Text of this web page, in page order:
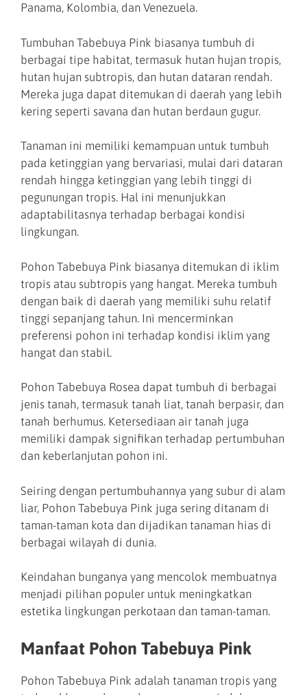
Panama, Kolombia, dan Venezuela.
Tumbuhan Tabebuya Pink biasanya tumbuh di
berbagai tipe habitat, termasuk hutan hujan tropis,
hutan hujan subtropis, dan hutan dataran rendah.
Mereka juga dapat ditemukan di daerah yang lebih
kering seperti savana dan hutan berdaun gugur.
Tanaman ini memiliki kemampuan untuk tumbuh
pada ketinggian yang bervariasi, mulai dari dataran
rendah hingga ketinggian yang lebih tinggi di
pegunungan tropis. Hal ini menunjukkan
adaptabilitasnya terhadap berbagai kondisi
lingkungan.
Pohon Tabebuya Pink biasanya ditemukan di iklim
tropis atau subtropis yang hangat. Mereka tumbuh
dengan baik di daerah yang memiliki suhu relatif
tinggi sepanjang tahun. Ini mencerminkan
preferensi pohon ini terhadap kondisi iklim yang
hangat dan stabil.
Pohon Tabebuya Rosea dapat tumbuh di berbagai
jenis tanah, termasuk tanah liat, tanah berpasir, dan
tanah berhumus. Ketersediaan air tanah juga
memiliki dampak signifikan terhadap pertumbuhan
dan keberlanjutan pohon ini.
Seiring dengan pertumbuhannya yang subur di alam
liar, Pohon Tabebuya Pink juga sering ditanam di
taman-taman kota dan dijadikan tanaman hias di
berbagai wilayah di dunia.
Keindahan bunganya yang mencolok membuatnya
menjadi pilihan populer untuk meningkatkan
estetika lingkungan perkotaan dan taman-taman.
Manfaat Pohon Tabebuya Pink
Pohon Tabebuya Pink adalah tanaman tropis yang